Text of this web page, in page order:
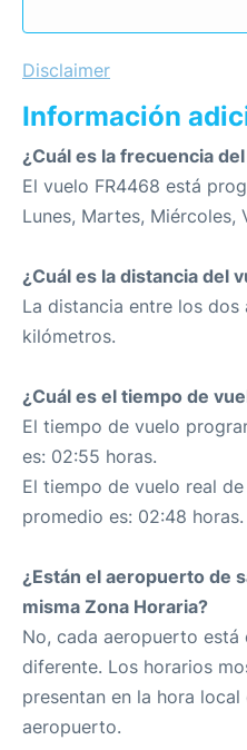
Disclaimer
Información
¿Cuál es la frecuencia
El vuelo FR4468 está
Lunes, Martes, Miércoles,
¿Cuál es la distancia del
La distancia entre los dos
kilómetros.
¿Cuál es el tiempo de
El tiempo de vuelo
es: 02:55 horas.
El tiempo de vuelo real
promedio es: 02:48 horas.
¿Están el aeropuerto de
misma Zona Horaria?
No, cada aeropuerto está
diferente. Los horarios
presentan en la hora
aeropuerto.